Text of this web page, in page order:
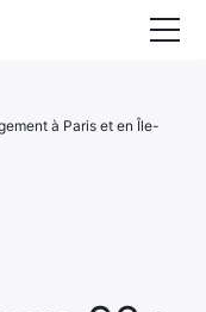
à Paris et en Île-